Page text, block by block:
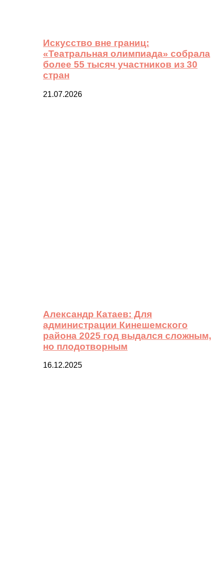
Искусство вне границ:
«Театральная олимпиада» собрала
более 55 тысяч участников из 30
стран
21.07.2026
Александр Катаев: Для
администрации Кинешемского
района 2025 год выдался сложным,
но плодотворным
16.12.2025